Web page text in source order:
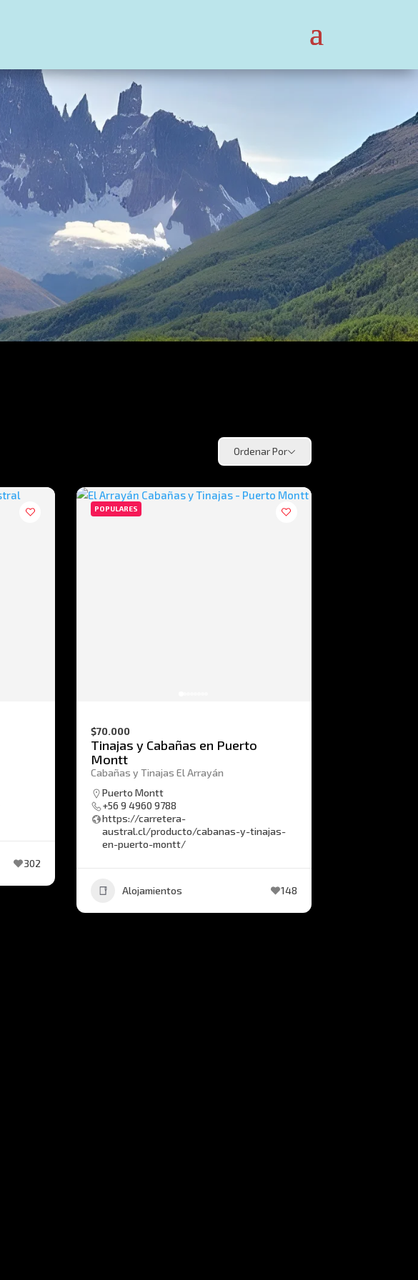
Ordenar Por
302
POPULARES
$70.000
Tinajas y Cabañas en Puerto
Montt
Cabañas y Tinajas El Arrayán
Puerto Montt
+56 9 4960 9788
https://carretera-
austral.cl/producto/cabanas-y-tinajas-
en-puerto-montt/
Alojamientos 148